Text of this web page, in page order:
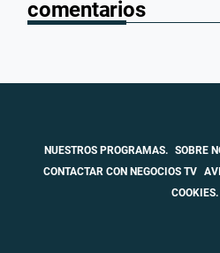
comentarios
NUESTROS PROGRAMAS. SOBRE
CONTACTAR CON NEGOCIOS TV
COOKIES.